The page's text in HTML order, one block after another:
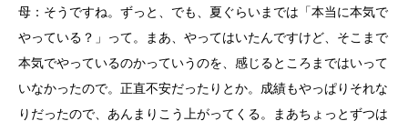
母：そうですね。ずっと、でも、夏ぐらいまでは「本当に本気で
やっている？」って。まあ、やってはいたんですけど、そこまで
本気でやっているのかっていうのを、感じるところまではいって
いなかったので。正直不安だったりとか。成績もやっぱりそれな
りだったので、あんまりこう上がってくる。まあちょっとずつは